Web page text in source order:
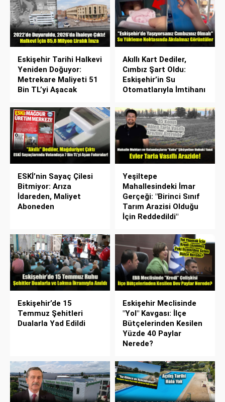
Eskişehir Tarihi Halkevi
Yeniden Doğuyor:
Metrekare Maliyeti 51
Bin TL’yi Aşacak
Akıllı Kart Dediler,
Cımbız Şart Oldu:
Eskişehir’in Su
Otomatlarıyla İmtihanı
ESKİ’nin Sayaç Çilesi
Bitmiyor: Arıza
İdareden, Maliyet
Aboneden
Yeşiltepe
Mahallesindeki İmar
Gerçeği: "Birinci Sınıf
Tarım Arazisi Olduğu
İçin Reddedildi"
Eskişehir’de 15
Temmuz Şehitleri
Dualarla Yad Edildi
Eskişehir Meclisinde
"Yol" Kavgası: İlçe
Bütçelerinden Kesilen
Yüzde 40 Paylar
Nerede?